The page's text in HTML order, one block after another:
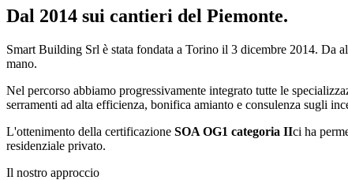
Dal 2014 sui cantieri del Piemonte.
Smart Building Srl è stata fondata a Torino il 3 dicembre 2014. Da
mano.
Nel percorso abbiamo progressivamente integrato tutte le
serramenti ad alta efficienza, bonifica amianto e consulenza sugli
L'ottenimento della certificazione SOA OG1 categoria IIci ha
residenziale privato.
Il nostro approccio